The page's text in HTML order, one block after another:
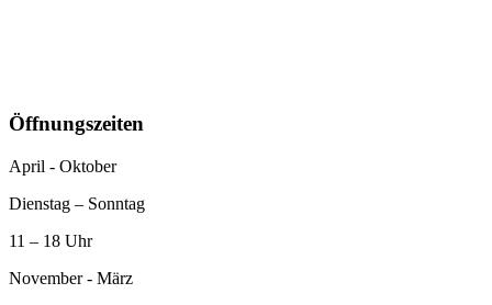
Öffnungszeiten
April - Oktober
Dienstag – Sonntag
11 – 18 Uhr
November - März